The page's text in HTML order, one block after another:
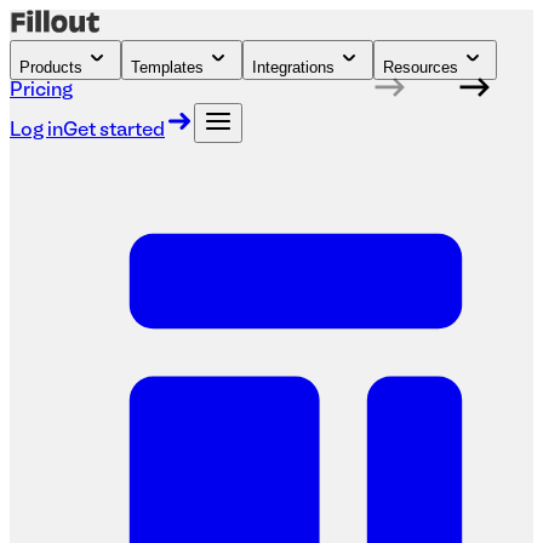
Products Templates Integrations Resources
Pricing
Log inGet started